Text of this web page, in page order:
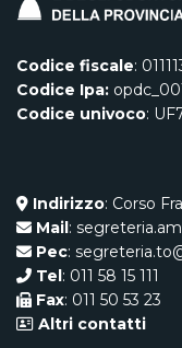
Codice fiscale:
Codice Ipa:
Codice univoco:
Indirizzo: Corso
Mail:
Pec:
Tel: 011 58 15 111
Fax: 011 50 53 23
Altri contatti